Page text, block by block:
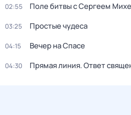
02:55 Поле битвы с Сергеем
03:25 Простые чудеса
04:15 Вечер на Спасе
04:30 Прямая линия. Ответ